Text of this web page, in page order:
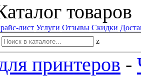
товаров
лист Услуги Отзывы Скидки
z
принтеров -